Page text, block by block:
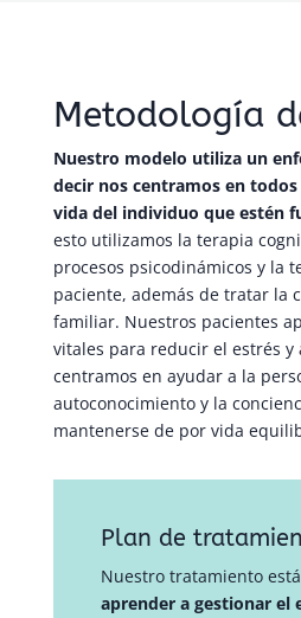
Metodología
Nuestro modelo utiliza un
decir nos centramos en
vida del individuo que estén
esto utilizamos la terapia
procesos psicodinámicos y la
paciente, además de tratar la
familiar. Nuestros pacientes
vitales para reducir el estrés y
centramos en ayudar a la
autoconocimiento y la
mantenerse de por vida
Plan de
Nuestro tratamiento está
aprender a gestionar el